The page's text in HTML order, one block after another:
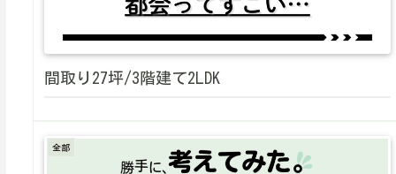
間取り27坪/3階建て2LDK
全部